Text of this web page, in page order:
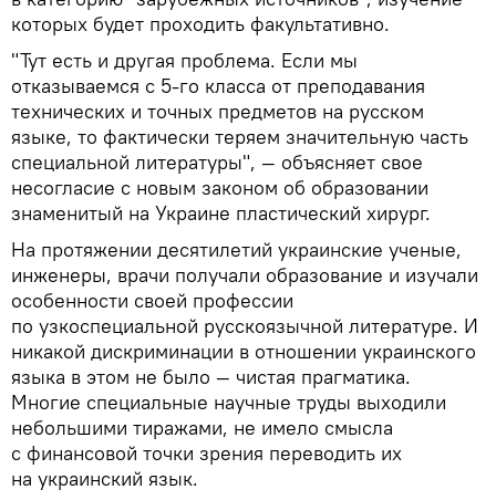
которых будет проходить факультативно.
"Тут есть и другая проблема. Если мы
отказываемся с 5-го класса от преподавания
технических и точных предметов на русском
языке, то фактически теряем значительную часть
специальной литературы", — объясняет свое
несогласие с новым законом об образовании
знаменитый на Украине пластический хирург.
На протяжении десятилетий украинские ученые,
инженеры, врачи получали образование и изучали
особенности своей профессии
по узкоспециальной русскоязычной литературе. И
никакой дискриминации в отношении украинского
языка в этом не было — чистая прагматика.
Многие специальные научные труды выходили
небольшими тиражами, не имело смысла
с финансовой точки зрения переводить их
на украинский язык.